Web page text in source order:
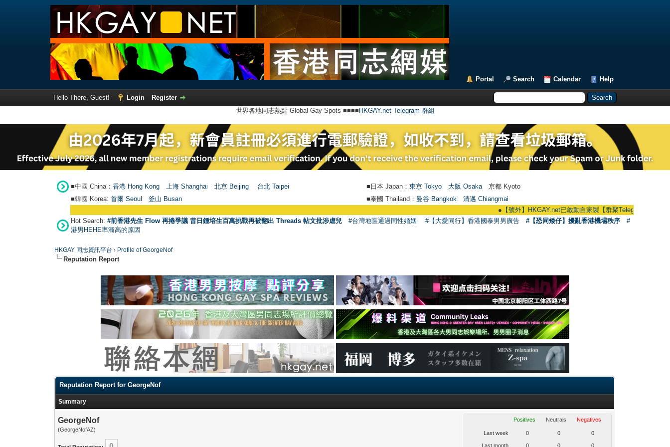
Portal Search Calendar Help
Hello There, Guest! Login
Register
世界各地同志熱點 Global Gay Spots ■■■■ HKGAY.net Telegram 群組
■中國 China： 香港 Hong Kong 上海 Shanghai 北京 Beijing 台北 Taipei ■日本 Japan： 東京 Tokyo 大阪 Osaka 京都 Kyoto
■韓國 Korea: 首爾 Seou 釜山 Busan ■泰國 Thailand： 曼谷 Bangkok
清邁 Chiangmai
【號外】HKGAY.net已啟動自家製【群聚Telegram群組】
Hot Search: #前香港先生 Flow 再捲爭議 昔日鍾培生百萬挑戰再被翻出 Threads 帖文批涉虐兒 #台灣地區通過同性婚姻 #【大愛同行】香港國泰男男廣告 #【恐同矮仔】擾亂香港機場秩序
#
港男HEHE率漸高的原因
HKGAY 同志資訊平台 › Profile of GeorgeNof
Reputation Report
Reputation Report for GeorgeNof
Summary
GeorgeNof
(GeorgeNofAZ)
Positives Neutrals Negatives
Last week 0 0 0
Last month 0 0 0